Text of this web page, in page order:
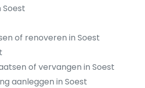
of renoveren in Soest
of vervangen in Soest
aanleggen in Soest